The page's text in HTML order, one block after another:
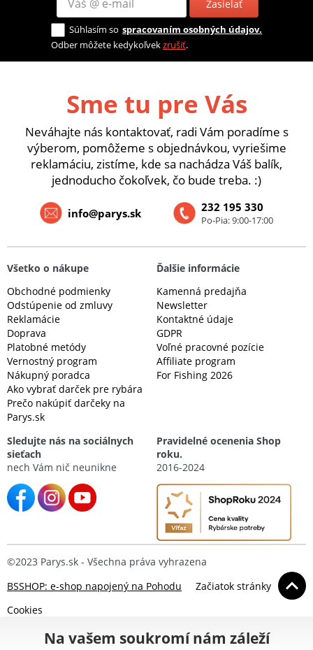
Zasielať
Súhlasím so spracovaním osobných údajov.
Odber môžete kedykoľvekzrušiť.
Sme tu pre Vás
Neváhajte nás kontaktovať, radi Vám poradíme s
výberom, pomôžeme s objednávkou, vyriešime
reklamáciu, zistíme, kde sa nachádza Váš balík,
jednoducho čokoľvek, čo bude treba. :)
232 195 330
Po-Pia: 9:00-17:00
info@parys.sk
Všetko o nákupe
Obchodné podmienky
Odstúpenie od zmluvy
Reklamácie
Doprava
Platobné metódy
Vernostný program
Nákupný poradca
Ako vybrať darček pre rybára
Prečo nakúpiť darčeky na
Parys.sk
Ďalšie informácie
Kamenná predajňa
Newsletter
Kontaktné údaje
GDPR
Voľné pracovné pozície
Affiliate program
For Fishing 2026
Sledujte nás na sociálnych
sieťach
nech Vám nič neunikne
Pravidelné ocenenia Shop
roku.
2016-2024
©2023 Parys.sk - Všechna práva vyhrazena
BSSHOP: e-shop napojený na Pohodu
Začiatok stránky
Cookies
Na vašem soukromí nám záleží